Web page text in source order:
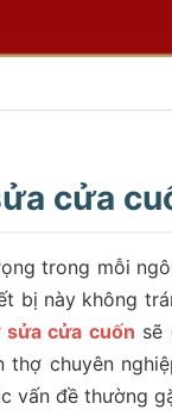
cửa
trong mỗi
bị này không
cửa cuốn sẽ
thợ chuyên
vấn đề thường